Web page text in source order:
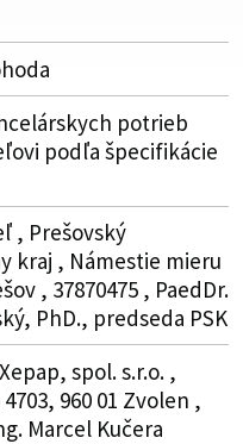
potrieb
podľa špecifikácie
, Prešovský
kraj , Námestie mieru
, 37870475 , PaedDr.
PhD., predseda PSK
spol. s.r.o. ,
960 01 Zvolen ,
Marcel Kučera